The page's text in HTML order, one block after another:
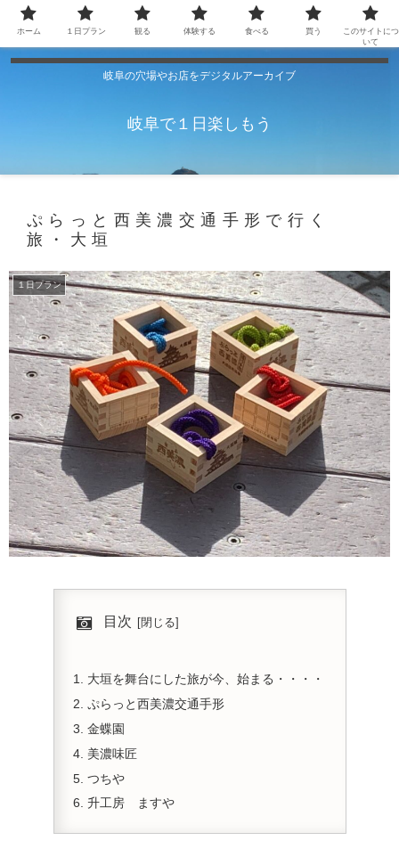
岐阜の穴場やお店をデジタルアーカイブ
岐阜で１日楽しもう
ぷらっと西美濃交通手形で行く
旅・大垣
１日プラン
目次
大垣を舞台にした旅が今、始まる・・・・
ぷらっと西美濃交通手形
金蝶園
美濃味匠
つちや
升工房 ますや
ホーム １日プラン 観る 体験する 食べる 買う
このサイトにつ
いて